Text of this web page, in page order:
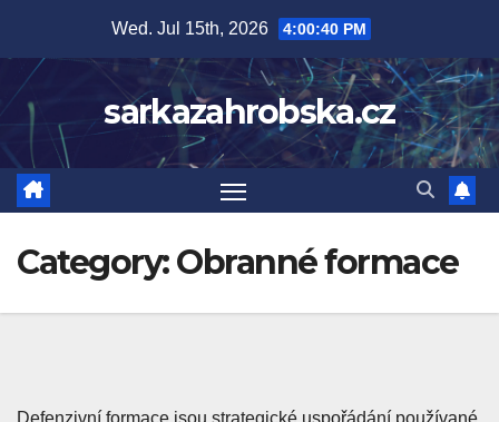
content
Wed. Jul 15th, 2026 4:00:41 PM
sarkazahrobska.cz
Category:Obranné formace